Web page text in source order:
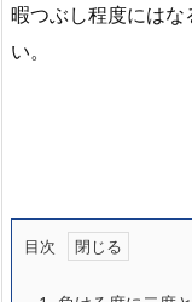
暇つぶし程度にはな
い。
目次